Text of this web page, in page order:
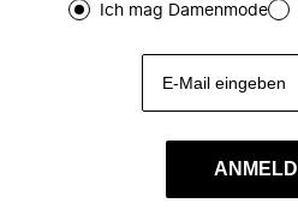
Ich mag Damenmode